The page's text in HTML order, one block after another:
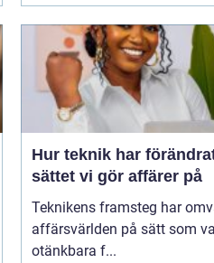
Hur teknik har
sättet vi gör affärer på
Teknikens framsteg har
affärsvärlden på sätt som
otänkbara f...